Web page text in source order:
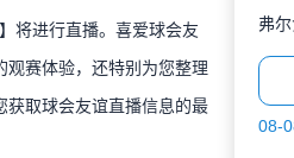
将进行直播。喜爱球会友
赛体验，还特别为您整理
获取球会友谊直播信息的最
弗
08-